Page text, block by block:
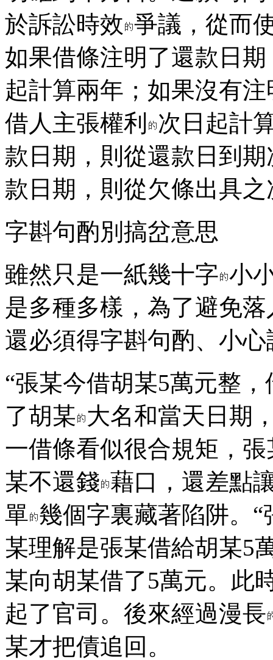
於訴訟時效 爭議，從而
如果借條注明了還款日
起計算兩年；如果沒有
借人主張權利
次日起計
款日期，則從還款日到
款日期，則從欠條出具
字斟句酌別搞岔意思
雖然只是一紙幾十字 小
是多種多樣，為了避免
還必須得字斟句酌、小心
“張某今借胡某5萬元整
了胡某 大名和當天日期
一借條看似很合規矩，
某不還錢 藉口，還差點
單 幾個字裏藏著陷阱。
某理解是張某借給胡某5
某向胡某借了5萬元。此
起了官司。後來經過漫長
某才把債追回。